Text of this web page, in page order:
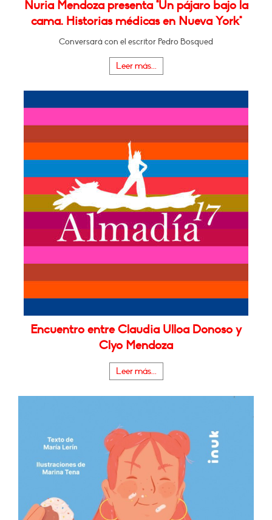
Nuria Mendoza presenta "Un pájaro bajo la
cama. Historias médicas en Nueva York"
Conversará con el escritor Pedro Bosqued
Leer más...
Encuentro entre Claudia Ulloa Donoso y
Clyo Mendoza
Leer más...